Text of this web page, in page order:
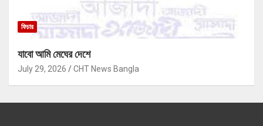
ফিচার
যাবো আমি মেঘের দেশে
July 29, 2026 CHT News Bangla